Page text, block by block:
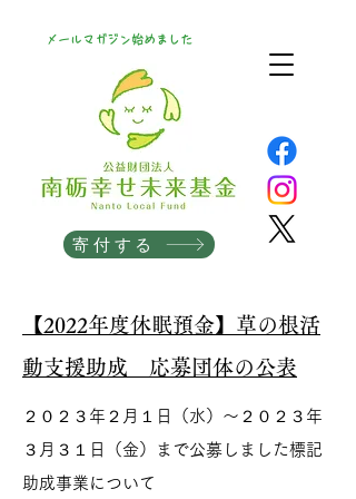
寄付する
メールマガジン始めました
【2022年度休眠預金】草の根活
動支援助成 応募団体の公表
２０２３ 年２月１日（水）～２０２３年
３月３１日（金）まで公募しました標記
助成事業について